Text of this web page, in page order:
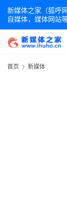
新媒体之家（狐呼
自媒体，媒体网站
首页 新媒体